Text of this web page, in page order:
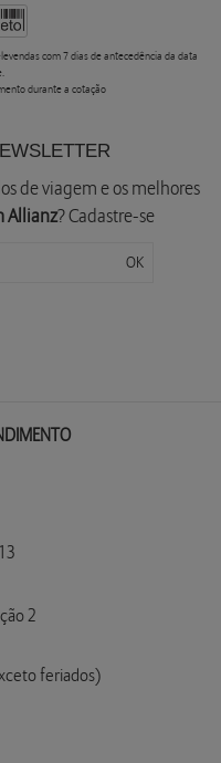
com 7 dias de antecedência da data
durante a cotação
de viagem e os melhores
Allianz? Cadastre-se
2
feriados)